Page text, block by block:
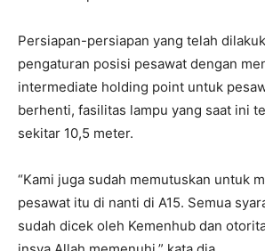
Persiapan-persiapan yang telah
pengaturan posisi pesawat dengan
intermediate holding point untuk
berhenti, fasilitas lampu yang saat ini
sekitar 10,5 meter.
“Kami juga sudah memutuskan untuk
pesawat itu di nanti di A15. Semua
sudah dicek oleh Kemenhub dan